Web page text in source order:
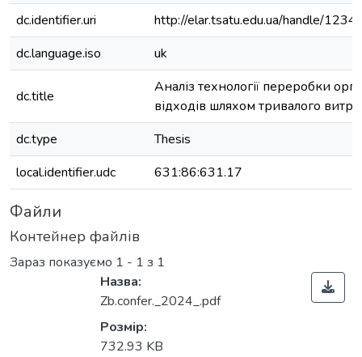
dc.identifier.uri
http://elar.tsatu.edu.ua/handle/
dc.language.iso
uk
dc.title
Аналіз технології переробки
відходів шляхом тривалого
dc.type
Thesis
local.identifier.udc
631:86:631.17
Файли
Контейнер файлів
Зараз показуємо 1 - 1 з 1
Назва:
Zb.confer._2024_.pdf
Розмір:
732.93 KB